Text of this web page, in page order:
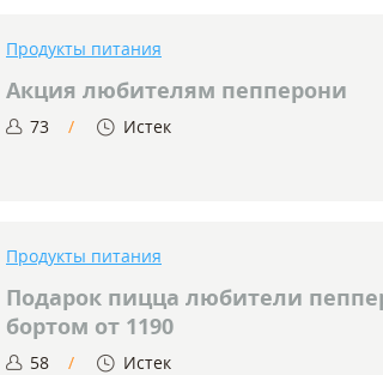
Продукты питания
Акция любителям пепперони
73 Истек
Продукты питания
Подарок пицца любители
бортом от 1190
58 Истек